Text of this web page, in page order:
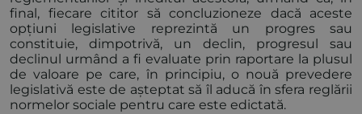
final, fiecare cititor să concluzioneze dacă aceste
opțiuni legislative reprezintă un progres sau
constituie, dimpotrivă, un declin, progresul sau
declinul urmând a fi evaluate prin raportare la plusul
de valoare pe care, în principiu, o nouă prevedere
legislativă este de așteptat să îl aducă în sfera reglării
normelor sociale pentru care este edictată.